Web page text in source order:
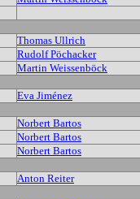
Thomas Ullrich
Rudolf Pöchacker
Martin Weissenböck
Eva Jiménez
Norbert Bartos
Norbert Bartos
Norbert Bartos
Anton Reiter